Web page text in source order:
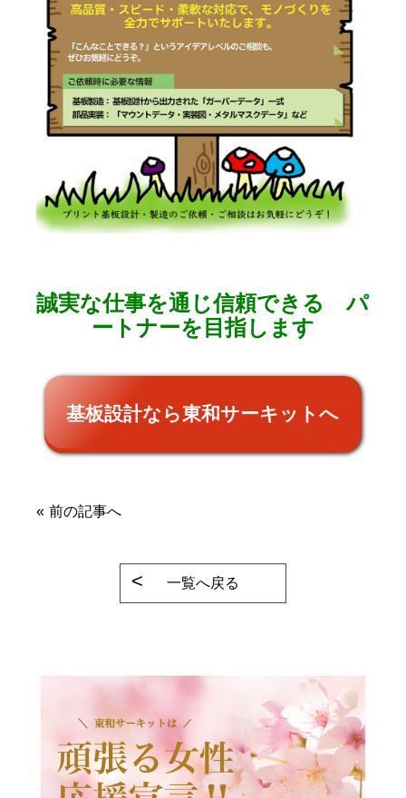
誠実な仕事を通じ信頼できる パ
ートナーを目指します
基板設計なら東和サーキットへ
« 前の記事へ
一覧へ戻る